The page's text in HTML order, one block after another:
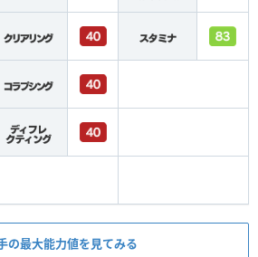
の最大能力値を見てみる